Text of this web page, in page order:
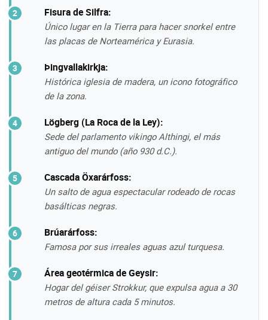
Fisura de Silfra:
Único lugar en la Tierra para hacer snorkel entre
las placas de Norteamérica y Eurasia.
Þingvallakirkja:
Histórica iglesia de madera, un icono fotográfico
de la zona.
Lögberg (La Roca de la Ley):
Sede del parlamento vikingo Althingi, el más
antiguo del mundo (año 930 d.C.).
Cascada Öxarárfoss:
Un salto de agua espectacular rodeado de rocas
basálticas negras.
Brúarárfoss:
Famosa por sus irreales aguas azul turquesa.
Área geotérmica de Geysir:
Hogar del géiser Strokkur, que expulsa agua a 30
metros de altura cada 5 minutos.